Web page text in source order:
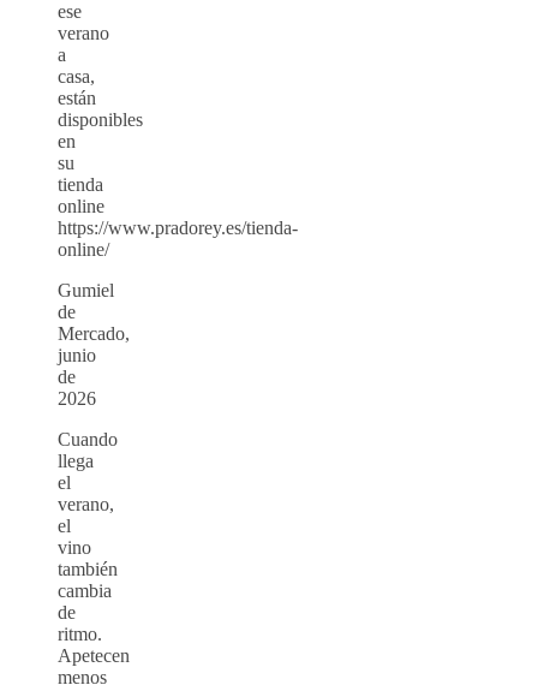
ese
verano
a
casa,
están
disponibles
en
su
tienda
online
https://www.pradorey.es/tienda-
online/
Gumiel
de
Mercado,
junio
de
2026
Cuando
llega
el
verano,
el
vino
también
cambia
de
ritmo.
Apetecen
menos